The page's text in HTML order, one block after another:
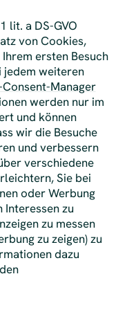
lit. a DS-GVO
von Cookies,
ersten Besuch
jedem weiteren
Manager
werden nur im
und können
wir die Besuche
und verbessern
verschiedene
Sie bei
oder Werbung
Interessen zu
zu messen
zu zeigen) zu
dazu